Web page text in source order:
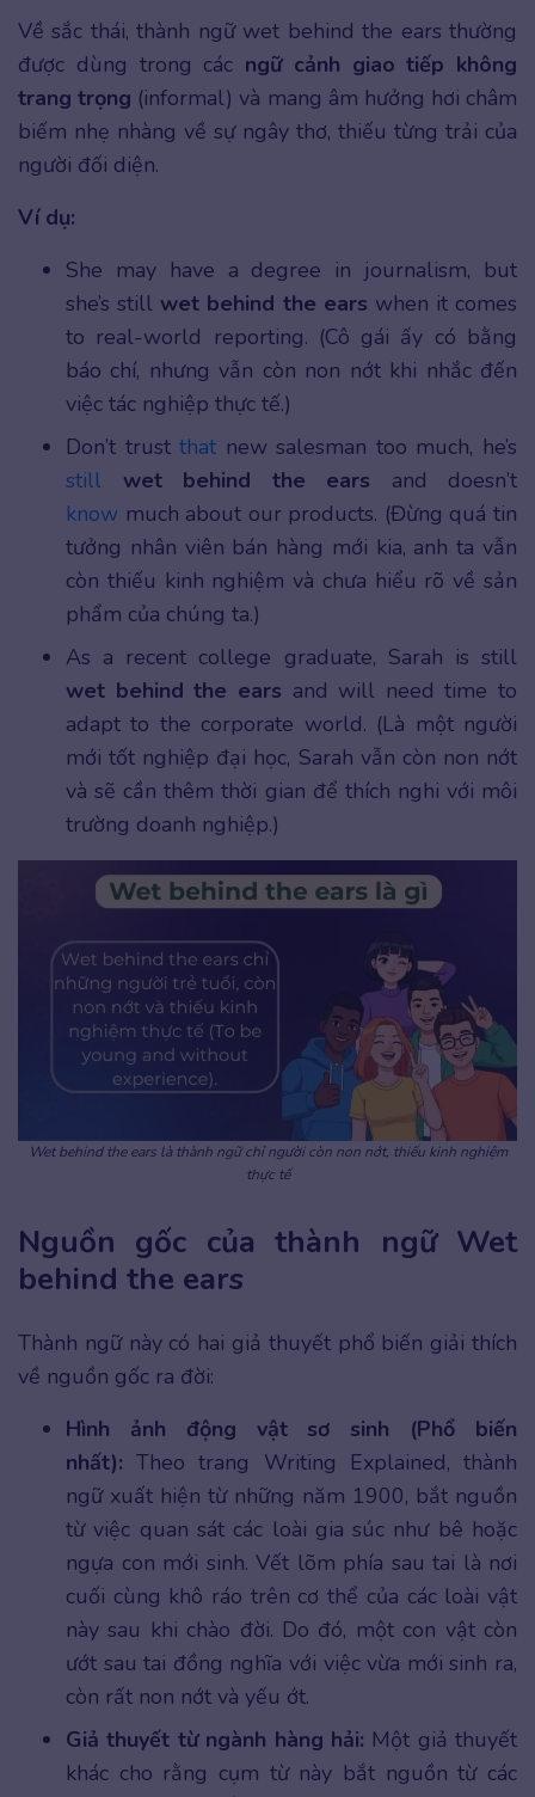
Về sắc thái, thành ngữ wet behind the ears thường
được dùng trong các ngữ cảnh giao tiếp không
trang trọng (informal) và mang âm hưởng hơi châm
biếm nhẹ nhàng về sự ngây thơ, thiếu từng trải của
người đối diện.
Ví dụ:
She may have a degree in journalism, but
she’s still wet behind the ears when it comes
to real-world reporting. (Cô gái ấy có bằng
báo chí, nhưng vẫn còn non nớt khi nhắc đến
việc tác nghiệp thực tế.)
Don’t trustthat new salesman too much, he’s
still
wet behind the ears and doesn’t
know much about our products. (Đừng quá tin
tưởng nhân viên bán hàng mới kia, anh ta vẫn
còn thiếu kinh nghiệm và chưa hiểu rõ về sản
phẩm của chúng ta.)
As a recent college graduate, Sarah is still
wet behind the ears and will need time to
adapt to the corporate world. (Là một người
mới tốt nghiệp đại học, Sarah vẫn còn non nớt
và sẽ cần thêm thời gian để thích nghi với môi
trường doanh nghiệp.)
Wet behind the ears là thành ngữ chỉ người còn non nớt, thiếu kinh nghiệm
thực tế
Nguồn gốc của thành ngữ Wet
behind the ears
Thành ngữ này có hai giả thuyết phổ biến giải thích
về nguồn gốc ra đời:
Hình ảnh động vật sơ sinh (Phổ biến
nhất): Theo trang Writing Explained, thành
ngữ xuất hiện từ những năm 1900, bắt nguồn
từ việc quan sát các loài gia súc như bê hoặc
ngựa con mới sinh. Vết lõm phía sau tai là nơi
cuối cùng khô ráo trên cơ thể của các loài vật
này sau khi chào đời. Do đó, một con vật còn
ướt sau tai đồng nghĩa với việc vừa mới sinh ra,
còn rất non nớt và yếu ớt.
Giả thuyết từ ngành hàng hải: Một giả thuyết
khác cho rằng cụm từ này bắt nguồn từ các